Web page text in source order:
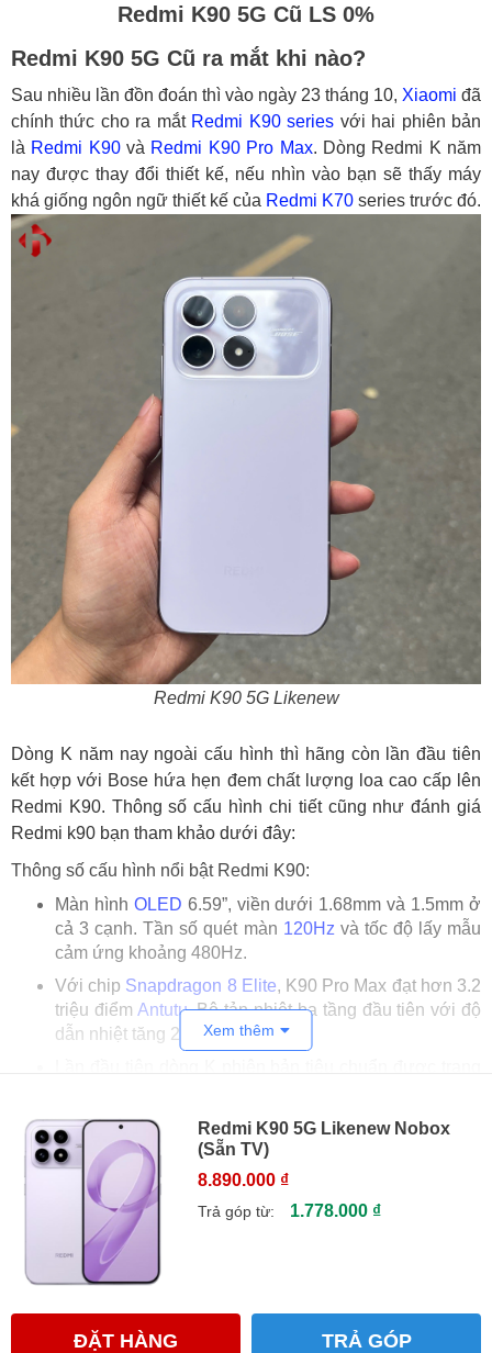
Redmi K90 5G Cũ LS 0%
Redmi K90 5G Cũ ra mắt khi nào?
Sau nhiều lần đồn đoán thì vào ngày 23 tháng 10, Xiaomi đã
chính thức cho ra mắt Redmi K90 series với hai phiên bản
là Redmi K90và Redmi K90 Pro Max. Dòng Redmi K năm
nay được thay đổi thiết kế, nếu nhìn vào bạn sẽ thấy máy
khá giống ngôn ngữ thiết kế của Redmi K70 series trước đó.
Redmi K90 5G Likenew
Dòng K năm nay ngoài cấu hình thì hãng còn lần đầu tiên
kết hợp với Bose hứa hẹn đem chất lượng loa cao cấp lên
Redmi K90. Thông số cấu hình chi tiết cũng như đánh giá
Redmi k90 bạn tham khảo dưới đây:
Thông số cấu hình nổi bật Redmi K90:
Màn hình OLED 6.59”, viền dưới 1.68mm và 1.5mm ở
cả 3 cạnh. Tần số quét màn 120Hz và tốc độ lấy mẫu
cảm ứng khoảng 480Hz.
Với chip Snapdragon 8 Elite, K90 Pro Max đạt hơn 3.2
triệu điểm Antutu. Bộ tản nhiệt ba tầng đầu tiên với độ
dẫn nhiệt tăng 200%.
Hunter 800 và góc siêu rộng.
Năm nay REDMI hợp tác cùng BOSE với loa đối xứng
1115F kép, hỗ trợ điều chỉnh 15 cấp độ và Dolby
Atmos.
Dung lượng pin lớn 7.100mAh với sạc nhanh 100W
tương thích với PPS 100SW. Khả năng chống nước
IP68/IP69 và công nghệ Wet Touch 2.0 đảm bảo tính
1. Đánh giá Redmi K90 mới nhất 2025
Xem thêm
Redmi K90 5G Likenew Nobox
(Sẵn TV)
8.890.000 ₫
Trả góp từ: 1.778.000 ₫
ĐẶT HÀNG TRẢ GÓP